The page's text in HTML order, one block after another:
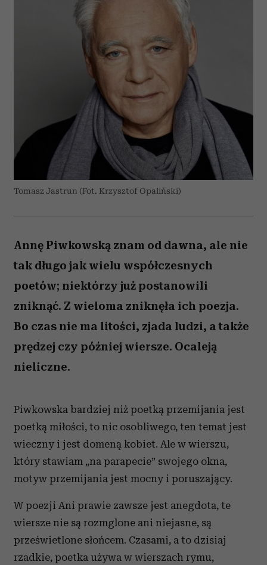
Tomasz Jastrun (Fot. Krzysztof Opaliński)
Annę Piwkowską znam od dawna, ale nie
tak długo jak wielu współczesnych
poetów; niektórzy już postanowili
zniknąć. Z wieloma zniknęła ich poezja.
Bo czas nie ma litości, zjada ludzi, a także
prędzej czy później wiersze. Ocaleją
nieliczne.
Piwkowska bardziej niż poetką przemijania jest
poetką miłości, to nic osobliwego, ten temat jest
wieczny i jest domeną kobiet. Ale w wierszu,
który stawiam „na parapecie” swojego okna,
motyw przemijania jest mocny i poruszający.
W poezji Ani prawie zawsze jest anegdota, te
wiersze nie są rozmglone ani niejasne, są
prześwietlone słońcem. Czasami, a to dzisiaj
rzadkie, poetka używa w wierszach rymu,